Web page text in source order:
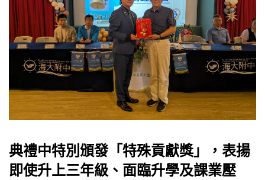
典禮中特別頒發「特殊貢獻獎」，表揚
即使升上三年級、面臨升學及課業壓